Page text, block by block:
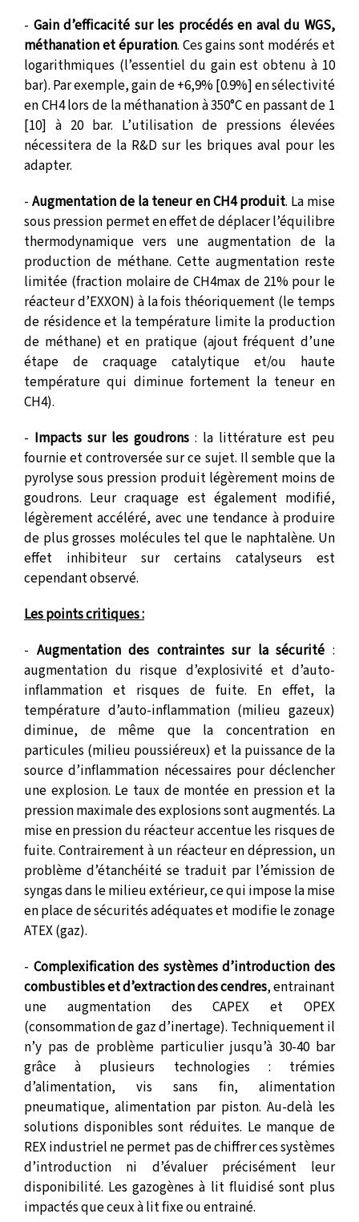
- Gain d’efficacité sur les procédés en aval du WGS,
méthanation et épuration. Ces gains sont modérés et
logarithmiques (l’essentiel du gain est obtenu à 10
bar). Par exemple, gain de +6,9% [0.9%] en sélectivité
en CH4 lors de la méthanation à 350°C en passant de 1
[10] à 20 bar. L’utilisation de pressions élevées
nécessitera de la R&D sur les briques aval pour les
adapter.
-Augmentation de la teneur en CH4 produit. La mise
sous pression permet en effet de déplacer l’équilibre
thermodynamique vers une augmentation de la
production de méthane. Cette augmentation reste
limitée (fraction molaire de CH4max de 21% pour le
réacteur d’EXXON) à la fois théoriquement (le temps
de résidence et la température limite la production
de méthane) et en pratique (ajout fréquent d’une
étape de craquage catalytique et/ou haute
température qui diminue fortement la teneur en
CH4).
- Impacts sur les goudrons : la littérature est peu
fournie et controversée sur ce sujet. Il semble que la
pyrolyse sous pression produit légèrement moins de
goudrons. Leur craquage est également modifié,
légèrement accéléré, avec une tendance à produire
de plus grosses molécules tel que le naphtalène. Un
effet inhibiteur sur certains catalyseurs est
cependant observé.
Les points critiques :
- Augmentation des contraintes sur la sécurité :
augmentation du risque d’explosivité et d’auto-
inflammation et risques de fuite. En effet, la
température d’auto-inflammation (milieu gazeux)
diminue, de même que la concentration en
particules (milieu poussiéreux) et la puissance de la
source d’inflammation nécessaires pour déclencher
une explosion. Le taux de montée en pression et la
pression maximale des explosions sont augmentés. La
mise en pression du réacteur accentue les risques de
fuite. Contrairement à un réacteur en dépression, un
problème d’étanchéité se traduit par l’émission de
syngas dans le milieu extérieur, ce qui impose la mise
en place de sécurités adéquates et modifie le zonage
ATEX (gaz).
- Complexification des systèmes d’introduction des
combustibles et d’extraction des cendres, entrainant
une augmentation des CAPEX et OPEX
(consommation de gaz d’inertage). Techniquement il
n’y pas de problème particulier jusqu’à 30-40 bar
grâce à plusieurs technologies : trémies
d’alimentation, vis sans fin, alimentation
pneumatique, alimentation par piston. Au-delà les
solutions disponibles sont réduites. Le manque de
REX industriel ne permet pas de chiffrer ces systèmes
d’introduction ni d’évaluer précisément leur
disponibilité. Les gazogènes à lit fluidisé sont plus
impactés que ceux à lit fixe ou entrainé.